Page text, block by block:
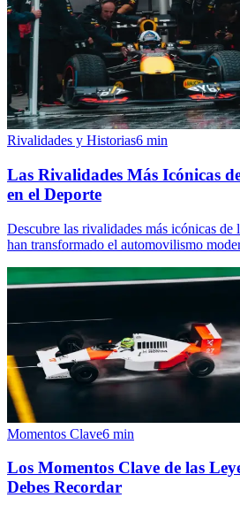
Rivalidades y Historias6 min
Las Rivalidades Más Icónicas
en el Deporte
Descubre las rivalidades más icónicas
han transformado el automovilismo
Momentos Clave6 min
Los Momentos Clave de las
Debes Recordar